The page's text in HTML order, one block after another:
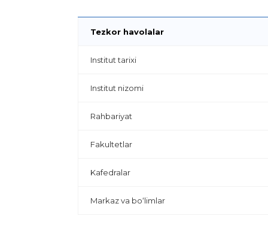
Tezkor havolalar
Institut tarixi
Institut nizomi
Rahbariyat
Fakultetlar
Kafedralar
Markaz va bo‘limlar